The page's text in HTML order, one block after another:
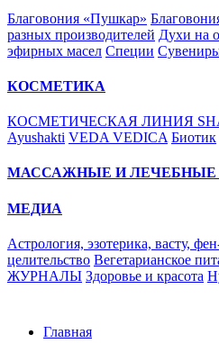
Благовония «Пушкар»
разных производителей Духи на
эфирных масел Специи
КОСМЕТИКА
КОСМЕТИЧЕСКАЯ ЛИНИЯ
Ayushakti VEDA VEDICA Биотик
МАССАЖНЫЕ И ЛЕЧЕБНЫЕ
МЕДИА
Астрология, эзотерика, васту,
целительство Вегетарианское
ЖУРНАЛЫ Здоровье и красота
Главная